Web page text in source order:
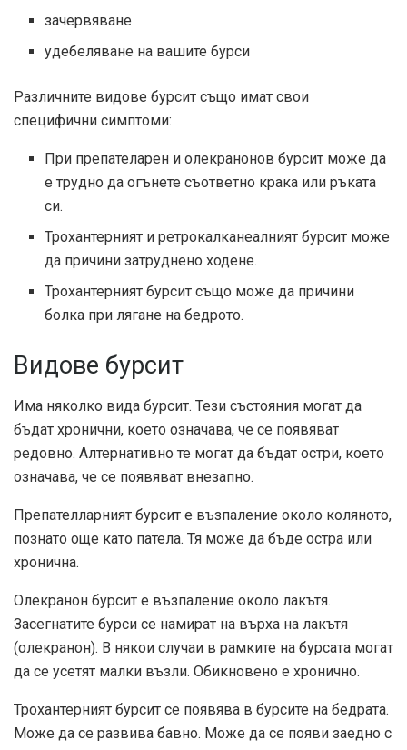
зачервяване
удебеляване на вашите бурси
Различните видове бурсит също имат свои
специфични симптоми:
При препателарен и олекранонов бурсит може да
е трудно да огънете съответно крака или ръката
си.
Трохантерният и ретрокалканеалният бурсит може
да причини затруднено ходене.
Трохантерният бурсит също може да причини
болка при лягане на бедрото.
Видове бурсит
Има няколко вида бурсит. Тези състояния могат да
бъдат хронични, което означава, че се появяват
редовно. Алтернативно те могат да бъдат остри, което
означава, че се появяват внезапно.
Препателларният бурсит е възпаление около коляното,
познато още като патела. Тя може да бъде остра или
хронична.
Олекранон бурсит е възпаление около лакътя.
Засегнатите бурси се намират на върха на лакътя
(олекранон). В някои случаи в рамките на бурсата могат
да се усетят малки възли. Обикновено е хронично.
Трохантерният бурсит се появява в бурсите на бедрата.
Може да се развива бавно. Може да се появи заедно с